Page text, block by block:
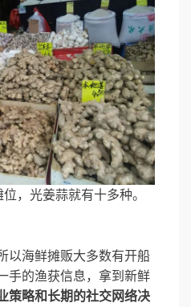
，光姜蒜就有十多种。
以海鲜摊贩大多数有开船
手的渔获信息，拿到新鲜
策略和长期的社交网络决